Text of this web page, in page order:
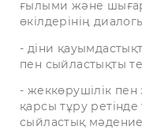
ғылыми және
өкілдерінің
- діни
пен сыйластықты
- жеккөрушілік
қарсы тұру
сыйластық